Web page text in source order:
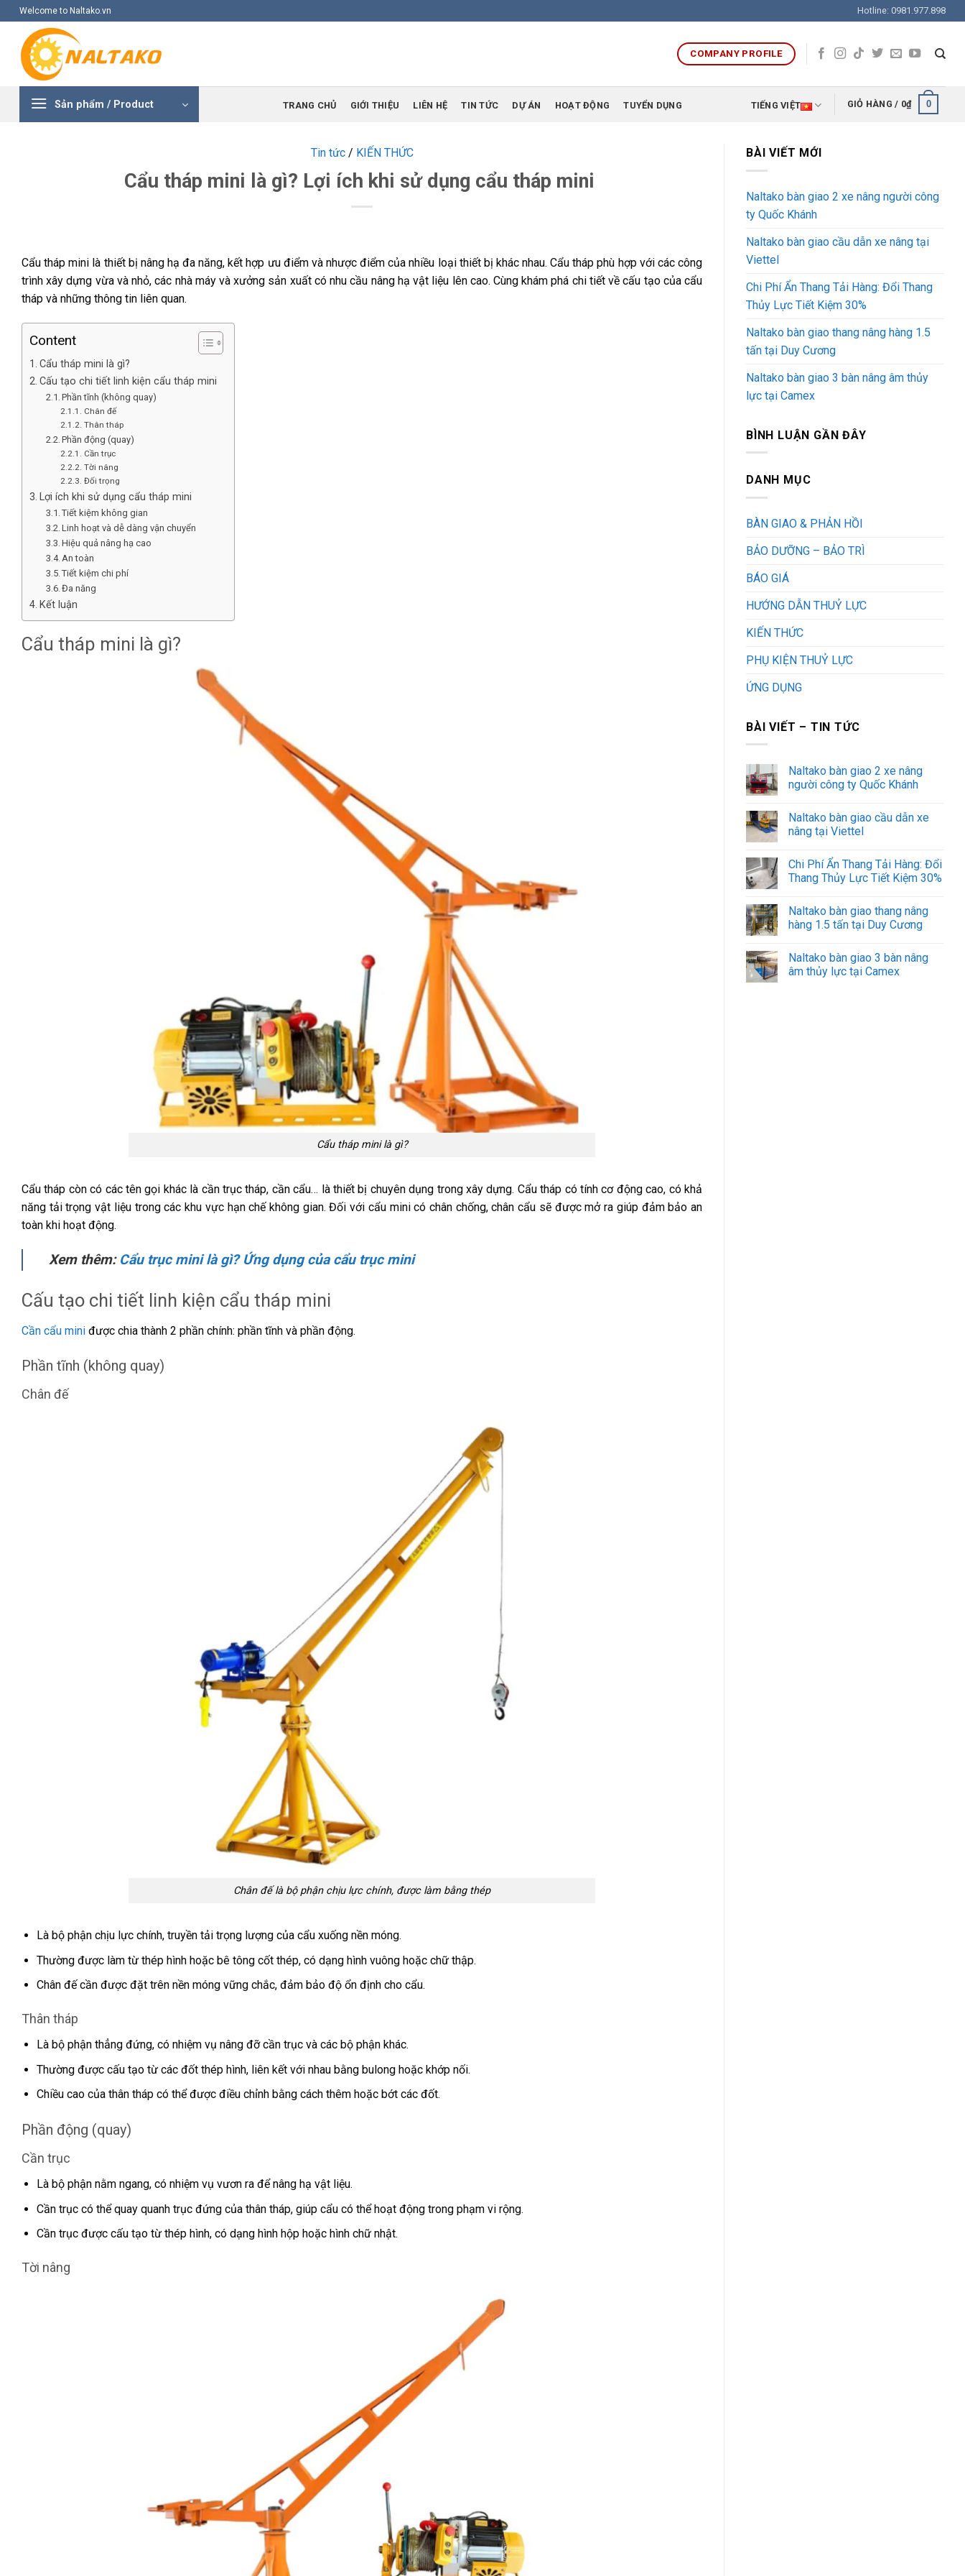
Skip
to
content
Welcome to Naltako.vn Hotline: 0981.977.898
COMPANY PROFILE
Sản phẩm / Product TRANG CHỦ GIỚI THIỆU LIÊN HỆ TIN TỨC DỰ ÁN HOẠT ĐỘNG TUYỂN DỤNG TIẾNG VIỆT GIỎ HÀNG / 0₫ 0
Tin tức/ KIẾN THỨC
Cẩu tháp mini là gì? Lợi ích khi sử dụng cẩu tháp mini
Cẩu tháp mini là thiết bị nâng hạ đa năng, kết hợp ưu điểm và nhược điểm của nhiều loại thiết bị khác nhau. Cẩu tháp phù hợp với các công
trình xây dựng vừa và nhỏ, các nhà máy và xưởng sản xuất có nhu cầu nâng hạ vật liệu lên cao. Cùng khám phá chi tiết về cấu tạo của cẩu
tháp và những thông tin liên quan.
Content
Cẩu tháp mini là gì?
Cấu tạo chi tiết linh kiện cẩu tháp mini
Phần tĩnh (không quay)
Chân đế
Thân tháp
Phần động (quay)
Cần trục
Tời nâng
Đối trọng
Lợi ích khi sử dụng cẩu tháp mini
Tiết kiệm không gian
Linh hoạt và dễ dàng vận chuyển
Hiệu quả nâng hạ cao
An toàn
Tiết kiệm chi phí
Đa năng
Kết luận
Cẩu tháp mini là gì?
Cẩu tháp mini là gì?
Cẩu tháp còn có các tên gọi khác là cần trục tháp, cần cẩu… là thiết bị chuyên dụng trong xây dựng. Cẩu tháp có tính cơ động cao, có khả
năng tải trọng vật liệu trong các khu vực hạn chế không gian. Đối với cẩu mini có chân chống, chân cẩu sẽ được mở ra giúp đảm bảo an
toàn khi hoạt động.
Xem thêm: Cẩu trục mini là gì? Ứng dụng của cẩu trục mini
Cấu tạo chi tiết linh kiện cẩu tháp mini
Cần cẩu mini được chia thành 2 phần chính: phần tĩnh và phần động.
Phần tĩnh (không quay)
Chân đế
Chân đế là bộ phận chịu lực chính, được làm bằng thép
Là bộ phận chịu lực chính, truyền tải trọng lượng của cẩu xuống nền móng.
Thường được làm từ thép hình hoặc bê tông cốt thép, có dạng hình vuông hoặc chữ thập.
Chân đế cần được đặt trên nền móng vững chắc, đảm bảo độ ổn định cho cẩu.
Thân tháp
Là bộ phận thẳng đứng, có nhiệm vụ nâng đỡ cần trục và các bộ phận khác.
Thường được cấu tạo từ các đốt thép hình, liên kết với nhau bằng bulong hoặc khớp nối.
Chiều cao của thân tháp có thể được điều chỉnh bằng cách thêm hoặc bớt các đốt.
Phần động (quay)
Cần trục
Là bộ phận nằm ngang, có nhiệm vụ vươn ra để nâng hạ vật liệu.
Cần trục có thể quay quanh trục đứng của thân tháp, giúp cẩu có thể hoạt động trong phạm vi rộng.
Cần trục được cấu tạo từ thép hình, có dạng hình hộp hoặc hình chữ nhật.
Tời nâng
BÀI VIẾT MỚI
Naltako bàn giao 2 xe nâng người công
ty Quốc Khánh
Naltako bàn giao cầu dẫn xe nâng tại
Viettel
Chi Phí Ẩn Thang Tải Hàng: Đổi Thang
Thủy Lực Tiết Kiệm 30%
Naltako bàn giao thang nâng hàng 1.5
tấn tại Duy Cương
Naltako bàn giao 3 bàn nâng âm thủy
lực tại Camex
BÌNH LUẬN GẦN ĐÂY
DANH MỤC
BÀN GIAO & PHẢN HỒI
BẢO DƯỠNG – BẢO TRÌ
BÁO GIÁ
HƯỚNG DẪN THUỶ LỰC
KIẾN THỨC
PHỤ KIỆN THUỶ LỰC
ỨNG DỤNG
BÀI VIẾT – TIN TỨC
Naltako bàn giao 2 xe nâng
người công ty Quốc Khánh
Naltako bàn giao cầu dẫn xe
nâng tại Viettel
Chi Phí Ẩn Thang Tải Hàng: Đổi
Thang Thủy Lực Tiết Kiệm 30%
Naltako bàn giao thang nâng
hàng 1.5 tấn tại Duy Cương
Naltako bàn giao 3 bàn nâng
âm thủy lực tại Camex